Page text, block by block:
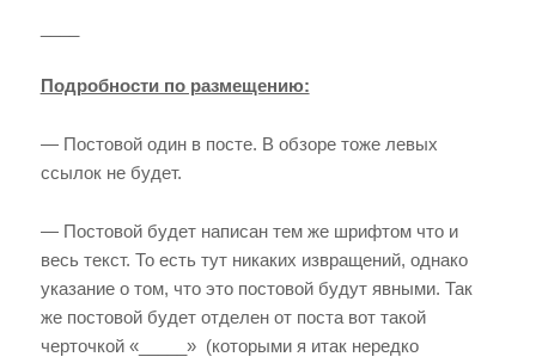
Подробности по размещению:
— Постовой один в посте. В обзоре тоже левых
ссылок не будет.
— Постовой будет написан тем же шрифтом что и
весь текст. То есть тут никаких извращений, однако
указание о том, что это постовой будут явными. Так
же постовой будет отделен от поста вот такой
черточкой «_____» (которыми я итак нередко